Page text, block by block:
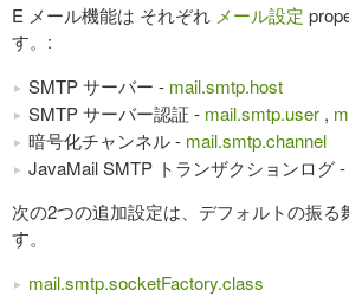
E メール機能は それぞれ メール設定
す。:
SMTP サーバー - mail.smtp.host
SMTP サーバー認証 - mail.smtp.user ,
暗号化チャンネル - mail.smtp.channel
JavaMail SMTP トランザクションログ -
次の2つの追加設定は、デフォルトの振る
す。
mail.smtp.socketFactory.class